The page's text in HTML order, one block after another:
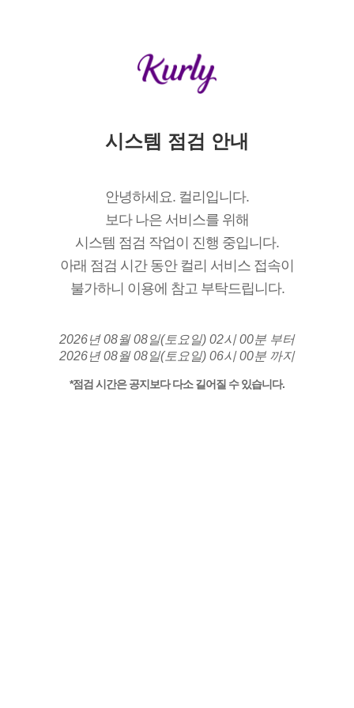
시스템 점검 안내
안녕하세요. 컬리입니다.
보다 나은 서비스를 위해
시스템 점검 작업이 진행 중입니다.
아래 점검 시간 동안 컬리 서비스 접속이
불가하니 이용에 참고 부탁드립니다.
2026년 08월 08일(토요일) 02시 00분 부터
2026년 08월 08일(토요일) 06시 00분 까지
*점검 시간은 공지보다 다소 길어질 수 있습니다.